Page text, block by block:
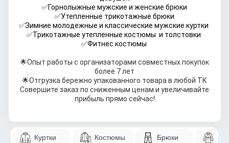
✅Горнолыжные мужские и женские брюки
✅Утепленные трикотажные брюки
✅Зимние молодежные и классические мужские куртки
✅Трикотажные утепленные костюмы и толстовки
✅Фитнес костюмы
🌟Опыт работы с организаторами совместных покупок
более 7 лет
🌟Отгрузка бережно упакованного товара в любой ТК
Совершите заказ по сниженным ценам и увеличивайте
прибыль прямо сейчас!
Куртки Костюмы Брюки